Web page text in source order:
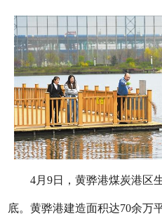
4月9日，黄骅港煤炭港区
底。黄骅港建造面积达70余万